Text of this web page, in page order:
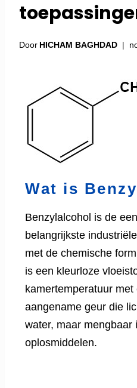
Door HICHAM BAGHDAD
Wat is
Benzylalcohol is de
belangrijkste
met de chemische
is een kleurloze
kamertemperatuur met
aangename geur die
water, maar
oplosmiddelen.